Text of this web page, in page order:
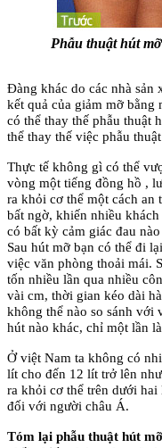
Phẫu thuật hút
Đàng khác do các nhà sản
kết quả của giảm mỡ
có thể thay thế phẫu thuật
thể thay thế việc phẫu
Thực tế không gì có thể
vòng một tiếng đồng hồ ,
ra khỏi cơ thể một cách an
bất ngờ, khiến nhiều
có bất kỳ cảm giác đau
Sau hút mỡ bạn có thể đi
việc văn phòng thoải mái.
tốn nhiều lần qua nhiều
vài cm, thời gian kéo dài
không thể nào so sánh với
hút nào khác, chỉ một lần
Ở việt Nam ta không có
lít cho đến 12 lít trở lên
ra khỏi cơ thể trên dưới
đối với người châu Á.
Tóm lại phẫu thuật hút